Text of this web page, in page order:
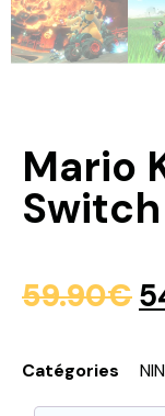
Mario
Switch
59.90€
Catégories